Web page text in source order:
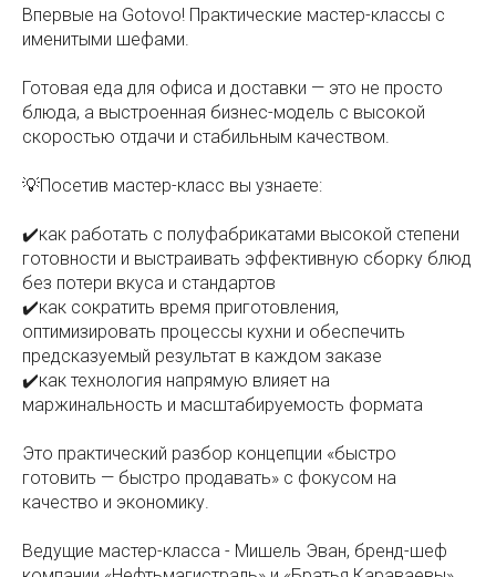
Впервые на Gotovo! Практические мастер-классы с
именитыми шефами.
Готовая еда для офиса и доставки — это не просто
блюда, а выстроенная бизнес-модель с высокой
скоростью отдачи и стабильным качеством.
💡Посетив мастер-класс вы узнаете:
✔️как работать с полуфабрикатами высокой степени
готовности и выстраивать эффективную сборку блюд
без потери вкуса и стандартов
✔️как сократить время приготовления,
оптимизировать процессы кухни и обеспечить
предсказуемый результат в каждом заказе
✔️как технология напрямую влияет на
маржинальность и масштабируемость формата
Это практический разбор концепции «быстро
готовить — быстро продавать» с фокусом на
качество и экономику.
Ведущие мастер-класса - Мишель Эван, бренд-шеф